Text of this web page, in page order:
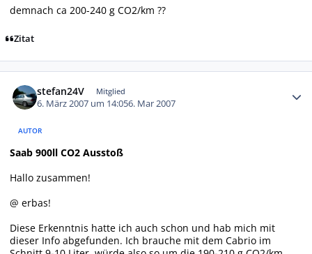
demnach ca 200-240 g CO2/km ??
Zitat
stefan24V Mitglied
6. März 2007 um 14:056. Mar 2007
AUTOR
Saab 900ll CO2 Ausstoß
Hallo zusammen!
@ erbas!
Diese Erkenntnis hatte ich auch schon und hab mich mit
dieser Info abgefunden. Ich brauche mit dem Cabrio im